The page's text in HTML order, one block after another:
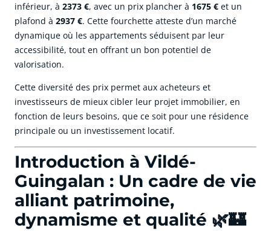
inférieur, à 2373 €, avec un prix plancher à 1675 € et un
plafond à 2937 €. Cette fourchette atteste d’un marché
dynamique où les appartements séduisent par leur
accessibilité, tout en offrant un bon potentiel de
valorisation.
Cette diversité des prix permet aux acheteurs et
investisseurs de mieux cibler leur projet immobilier, en
fonction de leurs besoins, que ce soit pour une résidence
principale ou un investissement locatif.
Introduction à Vildé-
Guingalan : Un cadre de vie
alliant patrimoine,
dynamisme et qualité 🌿🏰